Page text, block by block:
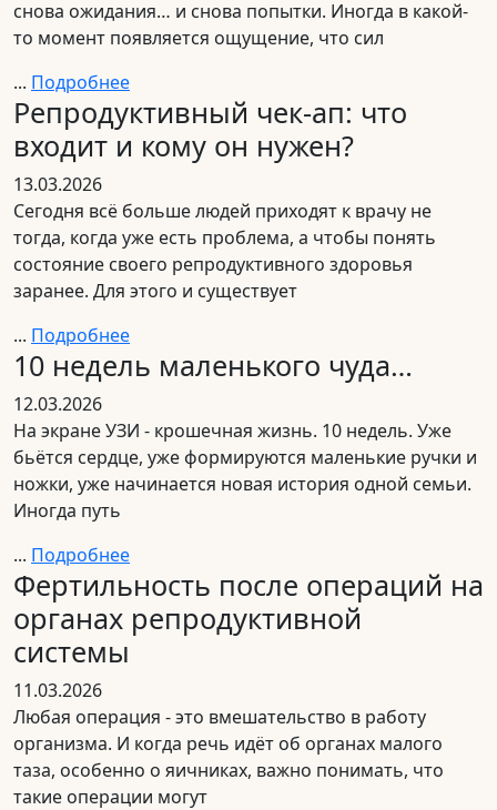
снова ожидания… и снова попытки. Иногда в какой-
то момент появляется ощущение, что сил
... Подробнее
Репродуктивный чек-ап: что
входит и кому он нужен?
13.03.2026
Сегодня всё больше людей приходят к врачу не
тогда, когда уже есть проблема, а чтобы понять
состояние своего репродуктивного здоровья
заранее. Для этого и существует
... Подробнее
10 недель маленького чуда…
12.03.2026
На экране УЗИ - крошечная жизнь. 10 недель. Уже
бьётся сердце, уже формируются маленькие ручки и
ножки, уже начинается новая история одной семьи.
Иногда путь
... Подробнее
Фертильность после операций на
органах репродуктивной
системы
11.03.2026
Любая операция - это вмешательство в работу
организма. И когда речь идёт об органах малого
таза, особенно о яичниках, важно понимать, что
такие операции могут